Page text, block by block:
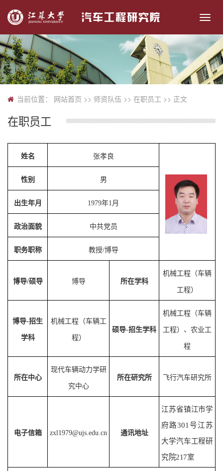
切
换
导
航
当前位置： 网站首页 >> 师资队伍 >> 在职员工 >> 正文
在职员工
姓名 张孝良
性别 男
出生年月 1979年1月
政治面貌 中共党员
职务职称 教授/博导
博导/硕导 博导 所在学科
机械工程（车辆
工程）
博导-招生
学科
机械工程（车辆工
程）
硕导-招生学科
机械工程（车辆
工程） 、农业工
程
所在中心
现代车辆动力学研
究中心
所在研究所 飞行汽车研究所
电子信箱 zxl1979@ujs.edu.cn 通讯地址
江苏省镇江市学
府路301 号江苏
大学汽车工程研
究院217室